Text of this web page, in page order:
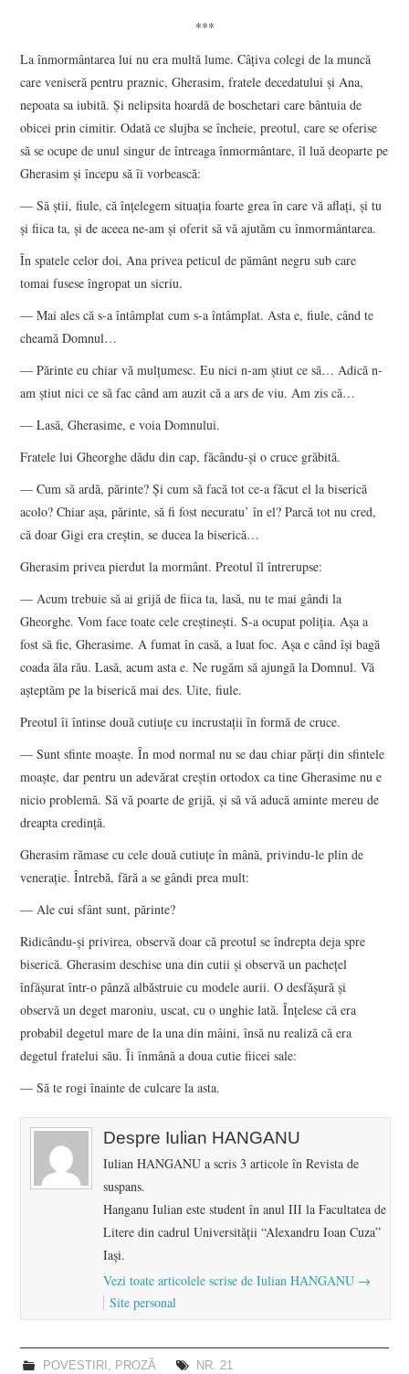
***
La înmormântarea lui nu era multă lume. Câțiva colegi de la muncă
care veniseră pentru praznic, Gherasim, fratele decedatului și Ana,
nepoata sa iubită. Și nelipsita hoardă de boschetari care bântuia de
obicei prin cimitir. Odată ce slujba se încheie, preotul, care se oferise
să se ocupe de unul singur de întreaga înmormântare, îl luă deoparte pe
Gherasim și începu să îi vorbească:
— Să știi, fiule, că înțelegem situația foarte grea în care vă aflați, și tu
și fiica ta, și de aceea ne-am și oferit să vă ajutăm cu înmormântarea.
În spatele celor doi, Ana privea peticul de pământ negru sub care
tomai fusese îngropat un sicriu.
— Mai ales că s-a întâmplat cum s-a întâmplat. Asta e, fiule, când te
cheamă Domnul…
— Părinte eu chiar vă mulțumesc. Eu nici n-am știut ce să… Adică n-
am știut nici ce să fac când am auzit că a ars de viu. Am zis că…
— Lasă, Gherasime, e voia Domnului.
Fratele lui Gheorghe dădu din cap, făcându-și o cruce grăbită.
— Cum să ardă, părinte? Și cum să facă tot ce-a făcut el la biserică
acolo? Chiar așa, părinte, să fi fost necuratu’ în el? Parcă tot nu cred,
că doar Gigi era creștin, se ducea la biserică…
Gherasim privea pierdut la mormânt. Preotul îl întrerupse:
— Acum trebuie să ai grijă de fiica ta, lasă, nu te mai gândi la
Gheorghe. Vom face toate cele creștinești. S-a ocupat poliția. Așa a
fost să fie, Gherasime. A fumat în casă, a luat foc. Așa e când își bagă
coada ăla rău. Lasă, acum asta e. Ne rugăm să ajungă la Domnul. Vă
așteptăm pe la biserică mai des. Uite, fiule.
Preotul îi întinse două cutiuțe cu incrustații în formă de cruce.
— Sunt sfinte moaște. În mod normal nu se dau chiar părți din sfintele
moaște, dar pentru un adevărat creștin ortodox ca tine Gherasime nu e
nicio problemă. Să vă poarte de grijă, și să vă aducă aminte mereu de
dreapta credință.
Gherasim rămase cu cele două cutiuțe în mână, privindu-le plin de
venerație. Întrebă, fără a se gândi prea mult:
— Ale cui sfânt sunt, părinte?
Ridicându-și privirea, observă doar că preotul se îndrepta deja spre
biserică. Gherasim deschise una din cutii şi observă un pachețel
înfășurat într-o pânză albăstruie cu modele aurii. O desfășură și
observă un deget maroniu, uscat, cu o unghie lată. Înțelese că era
probabil degetul mare de la una din mâini, însă nu realiză că era
degetul fratelui său. Îi înmână a doua cutie fiicei sale:
— Să te rogi înainte de culcare la asta.
Despre Iulian HANGANU
Iulian HANGANU a scris 3 articole în Revista de
suspans.
Hanganu Iulian este student în anul III la Facultatea de
Litere din cadrul Universităţii “Alexandru Ioan Cuza”
Iaşi.
Vezi toate articolele scrise de Iulian HANGANU →
Site personal
POVESTIRI , PROZĂ NR. 21